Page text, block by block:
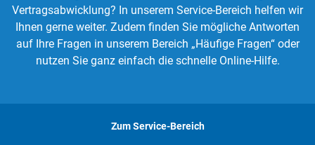
Vertragsabwicklung? In unserem Service-Bereich helfen wir
Ihnen gerne weiter. Zudem finden Sie mögliche Antworten
auf Ihre Fragen in unserem Bereich „Häufige Fragen“ oder
nutzen Sie ganz einfach die schnelle Online-Hilfe.
Zum Service-Bereich